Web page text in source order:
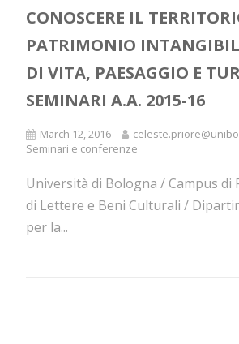
CONOSCERE IL
PATRIMONIO
DI VITA, PAESAGGIO E
SEMINARI A.A. 2015-16
March 12, 2016
Seminari e conferenze
Università di Bologna / Campus di
di Lettere e Beni Culturali /
per la...